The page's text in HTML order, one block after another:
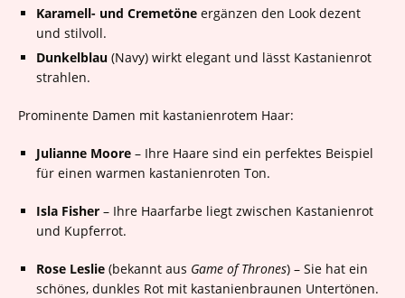
Karamell- und Cremetöne ergänzen den Look dezent
und stilvoll.
Dunkelblau (Navy) wirkt elegant und lässt Kastanienrot
strahlen.
Prominente Damen mit kastanienrotem Haar:
Julianne Moore – Ihre Haare sind ein perfektes Beispiel
für einen warmen kastanienroten Ton.
Isla Fisher – Ihre Haarfarbe liegt zwischen Kastanienrot
und Kupferrot.
Rose Leslie (bekannt aus Game of Thrones) – Sie hat ein
schönes, dunkles Rot mit kastanienbraunen Untertönen.